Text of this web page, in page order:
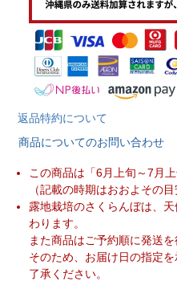
返品特約について
商品についてのお問い合わせ
この商品は「6月上旬～7月
（記載の時期はおおよその目
露地栽培のさくらんぼは、
わります。
また商品はご予約順に発送を
そのため、お届け日の指定
了承ください。